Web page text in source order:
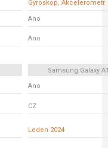
Gyroskop, Akcelerometr
Ano
Ano
Samsung Galaxy
Ano
CZ
Leden 2024